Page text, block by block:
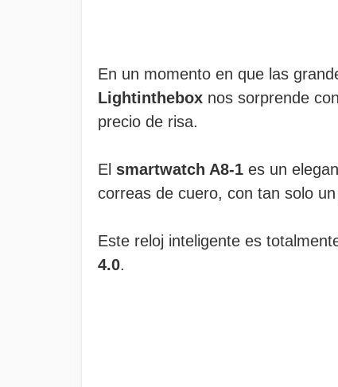
En un momento en que las
Lightinthebox nos sorprende
precio de risa.
El smartwatch A8-1 es un
correas de cuero, con tan solo
Este reloj inteligente es
4.0.